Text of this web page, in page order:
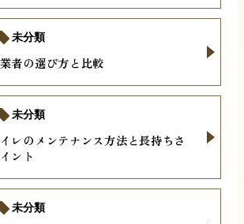
者の選び方と比較
未分類
レのメンテナンス方法と長持ちさ
ント
未分類
未分類